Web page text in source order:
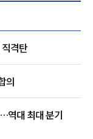
격탄
의
역대 최대 분기